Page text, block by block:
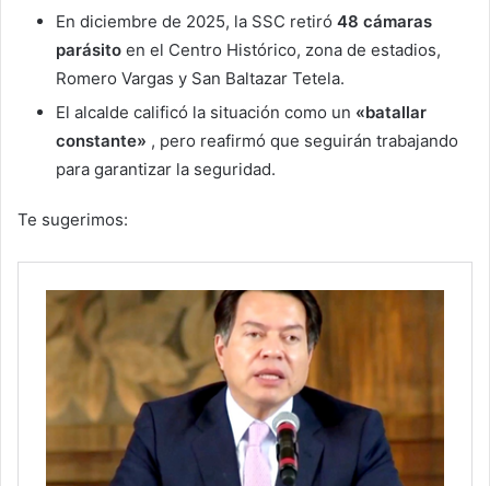
En diciembre de 2025, la SSC retiró 48 cámaras
parásito en el Centro Histórico, zona de estadios,
Romero Vargas y San Baltazar Tetela.
El alcalde calificó la situación como un «batallar
constante» , pero reafirmó que seguirán trabajando
para garantizar la seguridad.
Te sugerimos: